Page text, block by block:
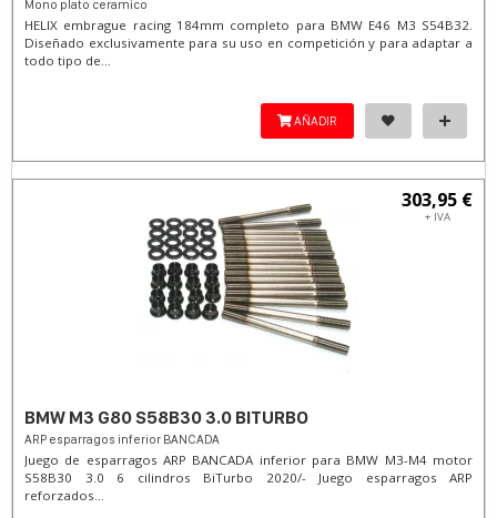
Mono plato ceramico
HELIX embrague racing 184mm completo para BMW E46 M3 S54B32.
Diseñado exclusivamente para su uso en competición y para adaptar a
todo tipo de...
AÑADIR
303,95 €
+ IVA
BMW M3 G80 S58B30 3.0 BITURBO
ARP esparragos inferior BANCADA
Juego de esparragos ARP BANCADA inferior para BMW M3-M4 motor
S58B30 3.0 6 cilindros BiTurbo 2020/- Juego esparragos ARP
reforzados...